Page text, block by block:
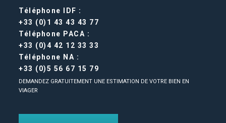
Téléphone IDF :
+33 (0)1 43 43 43 77
Téléphone PACA :
+33 (0)4 42 12 33 33
Téléphone NA :
+33 (0)5 56 67 15 79
DEMANDEZ GRATUITEMENT UNE ESTIMATION DE VOTRE BIEN EN
VIAGER